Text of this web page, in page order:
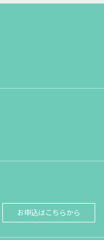
お申込はこちらから